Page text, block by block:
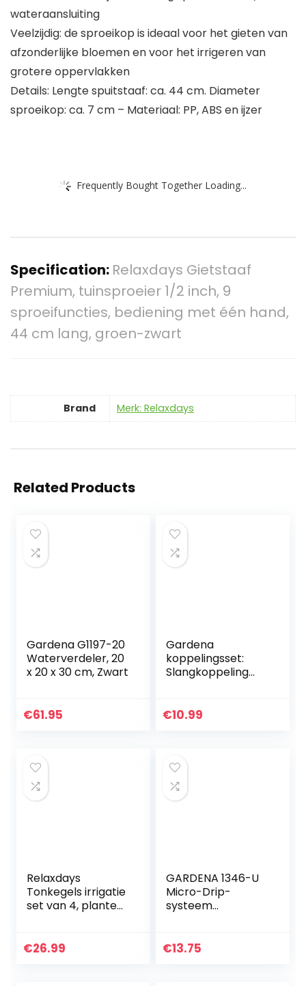
wateraansluiting
Veelzijdig: de sproeikop is ideaal voor het gieten van
afzonderlijke bloemen en voor het irrigeren van
grotere oppervlakken
Details: Lengte spuitstaaf: ca. 44 cm. Diameter
sproeikop: ca. 7 cm – Materiaal: PP, ABS en ijzer
Frequently Bought Together Loading...
Specification: Relaxdays Gietstaaf
Premium, tuinsproeier 1/2 inch, 9
sproeifuncties, bediening met één hand,
44 cm lang, groen-zwart
Brand Merk: Relaxdays
Related Products
Gardena G1197-20
Waterverdeler, 20
x 20 x 30 cm, Zwart
€61.95
Gardena
koppelingsset:
Slangkoppeling
mm (1/2″) en 15
eenvoudige
montage (18283-
20), Zwart, Oranje,
€10.99
Relaxdays
Tonkegels irrigatie
set van 4, planten
flessen
€26.99
GARDENA 1346-U
Micro-Drip-
systeem
aanvoerleiding, 13
€13.75